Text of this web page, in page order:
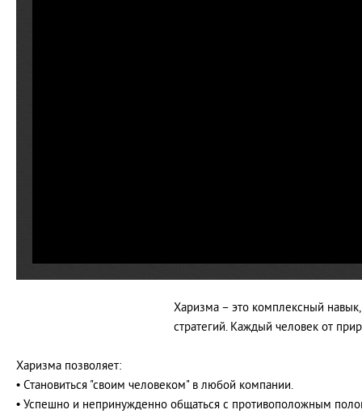
Харизма – это комплексный
стратегий. Каждый человек от
Харизма позволяет:
• Становиться "своим человеком" в любой компании.
• Успешно и непринужденно общаться с противоположным